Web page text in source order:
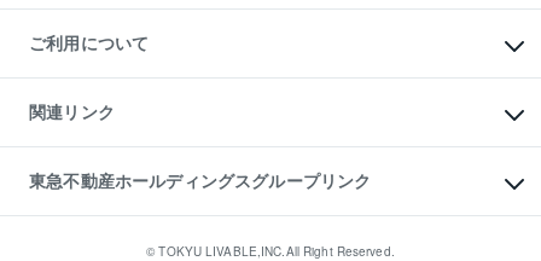
ご紹介・再契約特典
入居者様専用-各種ご案内（賃貸）
東急こすもす会「こすもすWeb」
ご利用について
金融商品取引について
東急リバブル ソーシャルメディアポリシー
ご意見・お問い合わせ（金融商品取引専用の相談・お問い合わせ窓口）
ダイレクトメール（郵送物）・Eメールなどの送付停止について
関連リンク
これからご結婚される方に東急百貨店のブライダルクラブ
人材サービスのご用命は 東急リバブルスタッフ株式会社まで
東北の逸品を贈ります 東北すぐれものセレクション
東急不動産ホールディングスグループリンク
東急コミュニティー© TOKYU LIVABLE,INC.All Right Reserved.